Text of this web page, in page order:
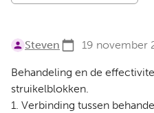
Steven 19 november
Behandeling en de
struikelblokken.
1. Verbinding tussen